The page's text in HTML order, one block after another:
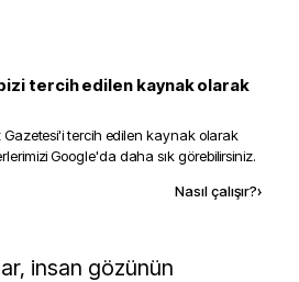
tercih edilen kaynak olarak
Gazetesi'i tercih edilen kaynak olarak
Google'da daha sık görebilirsiniz.
Nasıl çalışır?›